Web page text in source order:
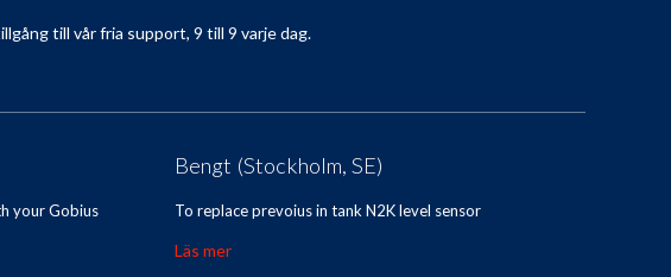
till vår fria support, 9 till 9 varje dag.
your Gobius
Bengt (Stockholm, SE)
To replace prevoius in tank N2K level sensor
Läs mer